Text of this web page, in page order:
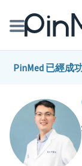
線上預約醫師、
醫師專欄專訪
健康主題館
PinMed 已經成